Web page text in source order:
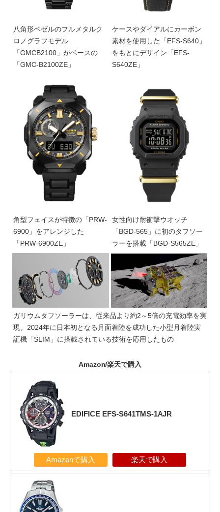
八角形ベゼルのフルメタルク
ロノグラフモデル
「GMCB2100」がベースの
「GMC-B2100ZE」
ケースやダイアルにカーボン
素材を使用した「EFS-S640」
をもとにデザイン「EFS-
S640ZE」
角型フェイスが特徴の「PRW-
6900」をアレンジした
「PRW-6900ZE」
女性向け耐衝撃ウオッチ
「BGD-565」に初のタフソー
ラーを搭載「BGD-S565ZE」
ガリウムタフソーラーは、従来品より約2～5倍の充電効率を実
現。2024年に日本初となる月面着陸を成功した小型月着陸実
証機「SLIM」に搭載されている技術を応用したもの
Amazon/楽天で購入
EDIFICE EFS-S641TMS-1AJR
Amazonで購入 楽天で購入